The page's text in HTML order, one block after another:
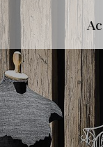
cookies